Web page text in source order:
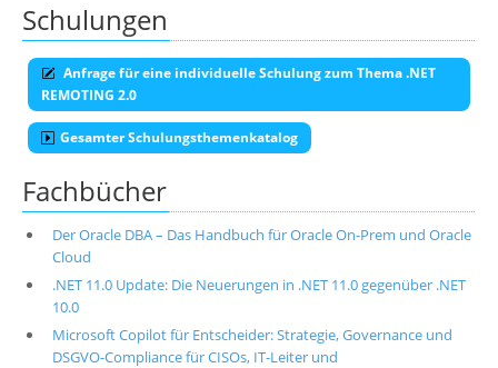
Schulungen
Anfrage für eine individuelle Schulung zum Thema .NET
REMOTING 2.0
Gesamter Schulungsthemenkatalog
Fachbücher
Der Oracle DBA – Das Handbuch für Oracle On-Prem und Oracle
Cloud
.NET 11.0 Update: Die Neuerungen in .NET 11.0 gegenüber .NET
10.0
Microsoft Copilot für Entscheider: Strategie, Governance und
DSGVO-Compliance für CISOs, IT-Leiter und